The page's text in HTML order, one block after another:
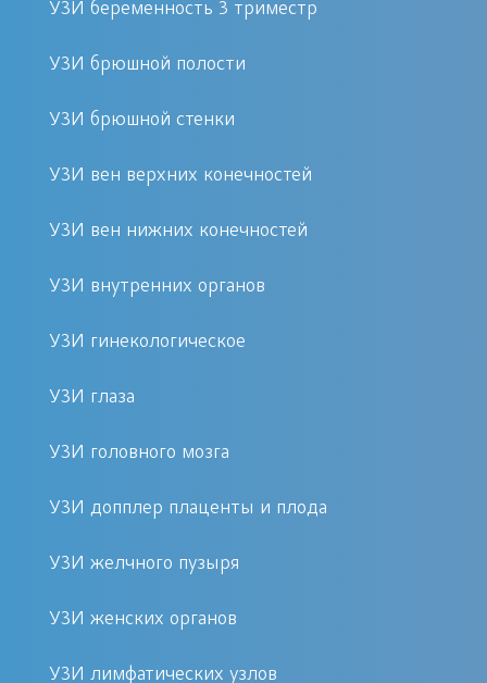
квалификация специалиста.
высокоточный метод визуализации
звуковых волн ультравысокой
сталкивается с предметом и
характер отраженной волны, можно
получить информацию о форме,
объекта. Принцип ультразвуковой
природы, например, аналогичным
образом при перемещении
ориентируются летучие мыши.
УЗИ беременность 3 триместр
УЗИ брюшной полости
УЗИ брюшной стенки
УЗИ вен верхних конечностей
УЗИ вен нижних конечностей
УЗИ внутренних органов
УЗИ гинекологическое
УЗИ глаза
УЗИ головного мозга
УЗИ допплер плаценты и плода
УЗИ желчного пузыря
УЗИ женских органов
УЗИ лимфатических узлов